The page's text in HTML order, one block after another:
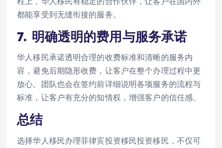
都能享受到无缝衔接的服务。
7. 明确透明的费用与服务承诺
华人移民承诺透明合理的收费标准和清晰的服务内
容，避免后期隐形收费，让客户在整个办理过程中更
放心。团队也会在签约前详细说明各项服务的流程与
标准，让客户有充分的知情权，增强客户的信任感。
总结
选择华人移民办理菲律宾投资移民投资移民，不仅可